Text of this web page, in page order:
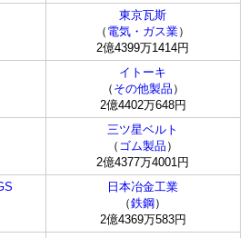
東京瓦斯
（ 電気・ガス業）
2億4399万1414円
イトーキ
（ その他製品 ）
2億4402万648円
三ツ星ベルト
（ ゴム製品 ）
2億4377万4001円
日本冶金工業
（鉄鋼）
2億4369万583円